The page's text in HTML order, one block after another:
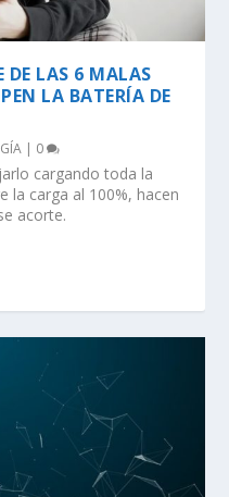
DE LAS 6 MALAS
LA BATERÍA DE
| 0
cargando toda la
la carga al 100%, hacen
acorte.